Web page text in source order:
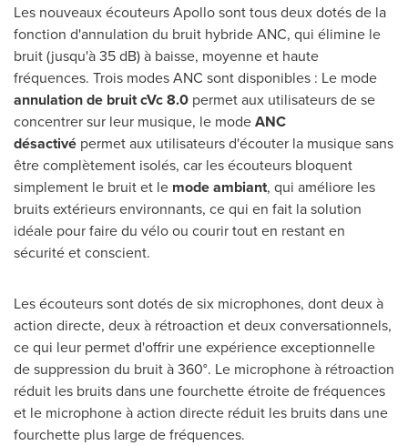
Les nouveaux écouteurs Apollo sont tous deux dotés de la
fonction d'annulation du bruit hybride ANC, qui élimine le
bruit (jusqu'à 35 dB) à baisse, moyenne et haute
fréquences. Trois modes ANC sont disponibles : Le mode
annulation de bruit cVc 8.0 permet aux utilisateurs de se
concentrer sur leur musique, le modeANC
désactivé permet aux utilisateurs d'écouter la musique sans
être complètement isolés, car les écouteurs bloquent
simplement le bruit et le mode ambiant, qui améliore les
bruits extérieurs environnants, ce qui en fait la solution
idéale pour faire du vélo ou courir tout en restant en
sécurité et conscient.
Les écouteurs sont dotés de six microphones, dont deux à
action directe, deux à rétroaction et deux conversationnels,
ce qui leur permet d'offrir une expérience exceptionnelle
de suppression du bruit à 360°. Le microphone à rétroaction
réduit les bruits dans une fourchette étroite de fréquences
et le microphone à action directe réduit les bruits dans une
fourchette plus large de fréquences.